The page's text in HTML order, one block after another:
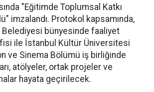
"Eğitimde Toplumsal Katkı
imzalandı. Protokol kapsamında,
bünyesinde faaliyet
ile İstanbul Kültür Üniversitesi
ve Sinema Bölümü iş birliğinde
atölyeler, ortak projeler ve
hayata geçirilecek.